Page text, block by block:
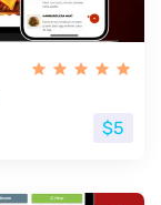
$5